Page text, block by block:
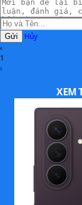
KÍCH THƯỚC &
LƯỢNG
CÔNG NGHỆ NỔI
TÍNH NĂNG
Thông số kỹ
Gửi
Hủy
‹
1
›
XEM